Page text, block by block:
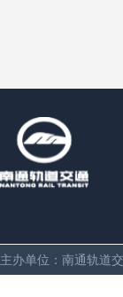
主办单位：南通轨道